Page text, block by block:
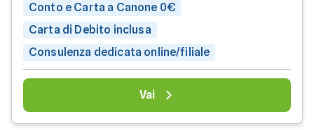
Conto e Carta a Canone 0€
Carta di Debito inclusa
Consulenza dedicata online/filiale
Vai